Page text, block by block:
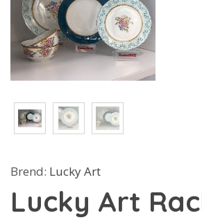
Brend: Lucky Art
Lucky Art